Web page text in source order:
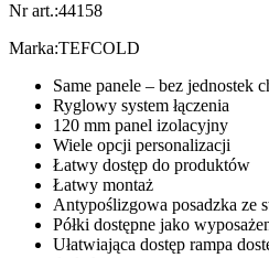
Nr art.:44158
Marka:TEFCOLD
Same panele – bez jednostek
Ryglowy system łączenia
120 mm panel izolacyjny
Wiele opcji personalizacji
Łatwy dostęp do produktów
Łatwy montaż
Antypoślizgowa posadzka ze
Półki dostępne jako
Ułatwiająca dostęp rampa